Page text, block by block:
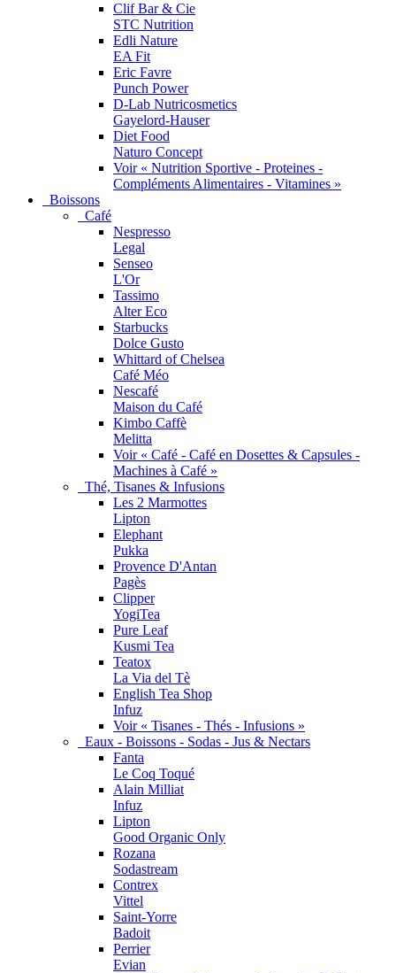
Clif Bar & Cie
STC Nutrition
Edli Nature
EA Fit
Eric Favre
Punch Power
D-Lab Nutricosmetics
Gayelord-Hauser
Diet Food
Naturo Concept
Voir « Nutrition Sportive - Proteines -
Compléments Alimentaires - Vitamines »
Boissons
Café
Nespresso
Legal
Senseo
L'Or
Tassimo
Alter Eco
Starbucks
Dolce Gusto
Whittard of Chelsea
Café Méo
Nescafé
Maison du Café
Kimbo Caffè
Melitta
Voir « Café - Café en Dosettes & Capsules -
Machines à Café »
Thé, Tisanes & Infusions
Les 2 Marmottes
Lipton
Elephant
Pukka
Provence D'Antan
Pagès
Clipper
YogiTea
Pure Leaf
Kusmi Tea
Teatox
La Via del Tè
English Tea Shop
Infuz
Voir « Tisanes - Thés - Infusions »
Eaux - Boissons - Sodas - Jus & Nectars
Fanta
Le Coq Toqué
Alain Milliat
Infuz
Lipton
Good Organic Only
Rozana
Sodastream
Contrex
Vittel
Saint-Yorre
Badoit
Perrier
Evian